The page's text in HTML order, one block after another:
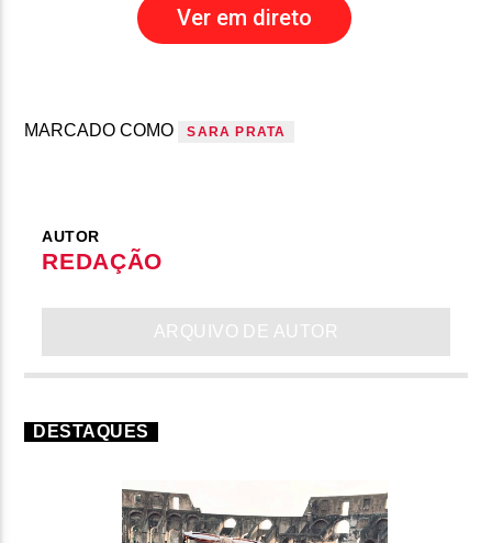
Ver em direto
MARCADO COMO SARA PRATA
AUTOR
REDAÇÃO
ARQUIVO DE AUTOR
DESTAQUES